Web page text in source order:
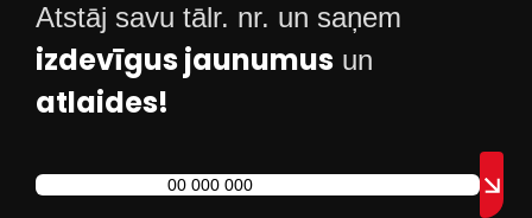
Atstāj savu tālr. nr. un saņem
izdevīgus jaunumus un
atlaides!